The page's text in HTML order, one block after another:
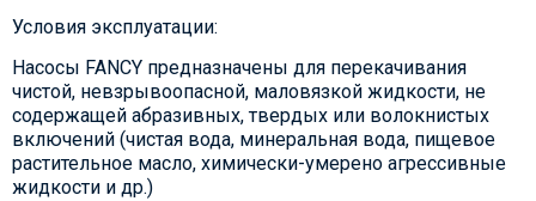
Условия эксплуатации:
Насосы FANCY предназначены для перекачивания
чистой, невзрывоопасной, маловязкой жидкости, не
содержащей абразивных, твердых или волокнистых
включений (чистая вода, минеральная вода, пищевое
растительное масло, химически-умерено агрессивные
жидкости и др.)